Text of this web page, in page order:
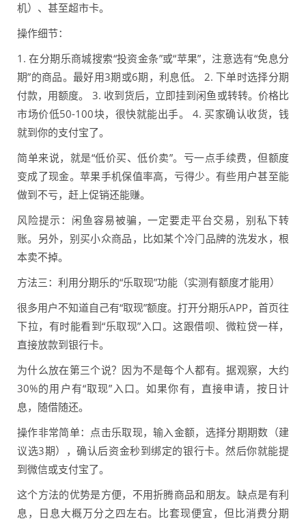
机）、甚至超市卡。
操作细节：
1. 在分期乐商城搜索“投资金条”或“苹果”，注意选有“免息分
期”的商品。最好用3期或6期，利息低。 2. 下单时选择分期
付款，用额度。 3. 收到货后，立即挂到闲鱼或转转。价格比
市场价低50-100块，很快就能出手。 4. 买家确认收货，钱
就到你的支付宝了。
简单来说，就是“低价买、低价卖”。亏一点手续费，但额度
变成了现金。苹果手机保值率高，亏得少。有些用户甚至能
做到不亏，赶上促销还能赚。
风险提示：闲鱼容易被骗，一定要走平台交易，别私下转
账。另外，别买小众商品，比如某个冷门品牌的洗发水，根
本卖不掉。
方法三：利用分期乐的“乐取现”功能（实测有额度才能用）
很多用户不知道自己有“取现”额度。打开分期乐APP，首页往
下拉，有时能看到“乐取现”入口。这跟借呗、微粒贷一样，
直接放款到银行卡。
为什么放在第三个说？因为不是每个人都有。据观察，大约
30%的用户有“取现”入口。如果你有，直接申请，按日计
息，随借随还。
操作非常简单：点击乐取现，输入金额，选择分期期数（建
议选3期），确认后资金秒到绑定的银行卡。然后你就能提
到微信或支付宝了。
这个方法的优势是方便，不用折腾商品和朋友。缺点是有利
息，日息大概万分之四左右。比套现便宜，但比消费分期